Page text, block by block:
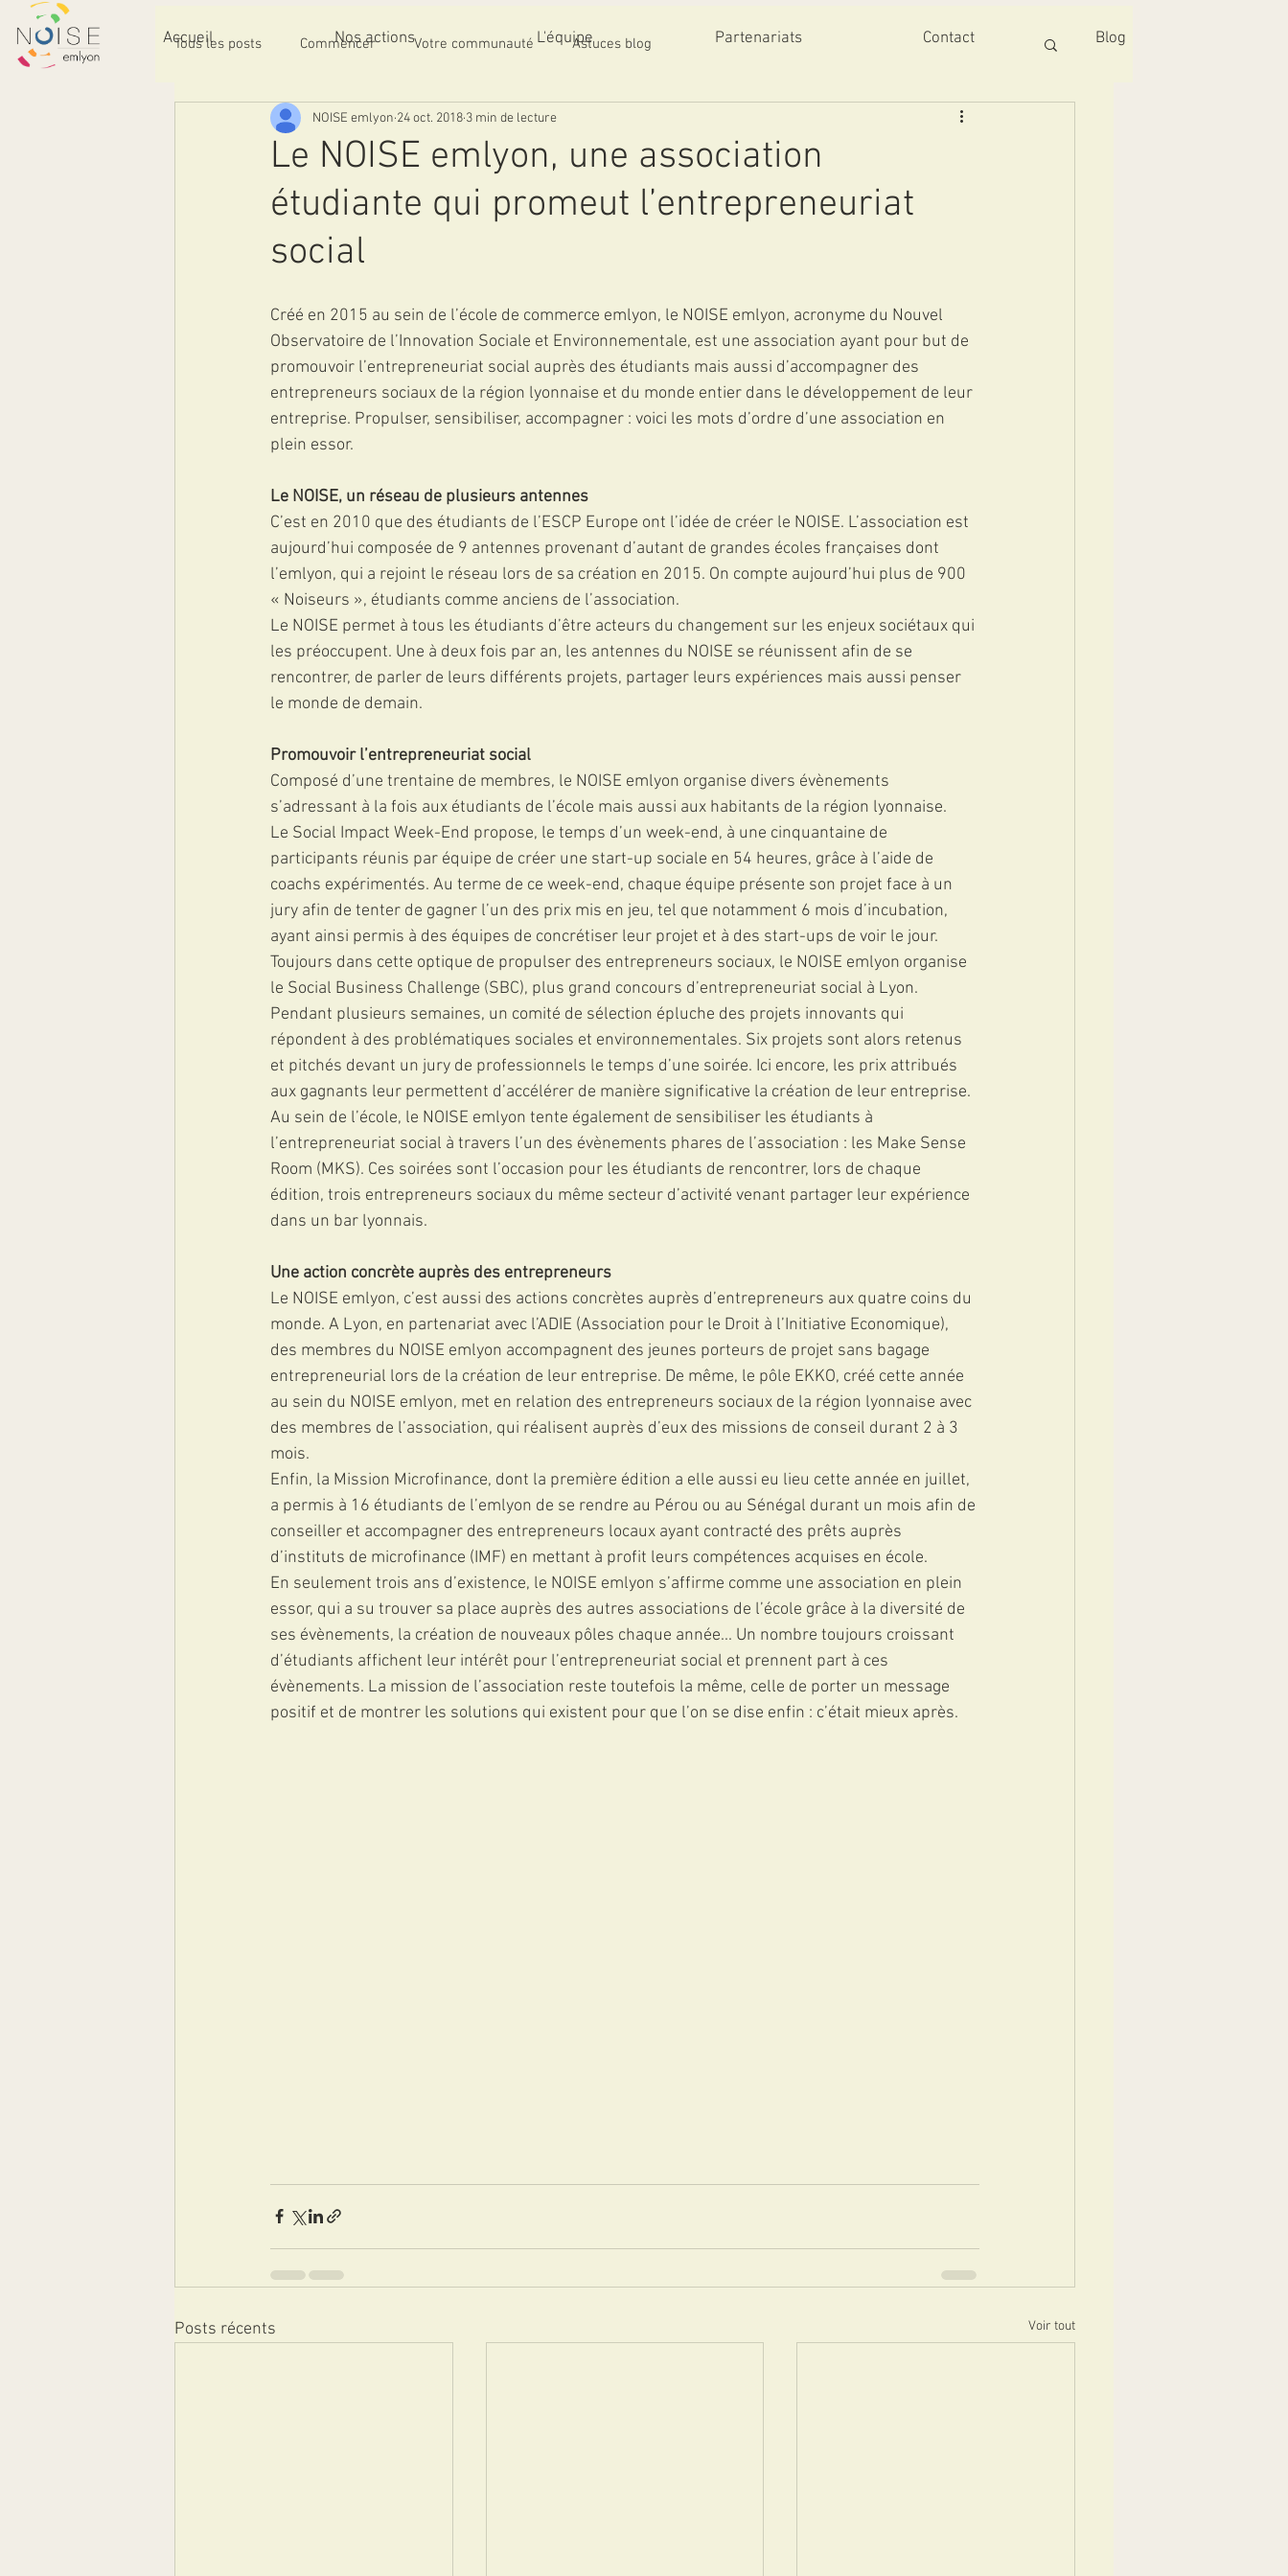
Accueil Nos actions L'équipe Partenariats Contact Blog
Tous les posts Commencer Votre communauté Astuces blog
Le NOISE emlyon, une association
étudiante qui promeut l’entrepreneuriat
social
NOISE emlyon 24 oct. 2018 3 min de lecture
Créé en 2015 au sein de l’école de commerce emlyon, le NOISE emlyon, acronyme du Nouvel
Observatoire de l’Innovation Sociale et Environnementale, est une association ayant pour but de
promouvoir l’entrepreneuriat social auprès des étudiants mais aussi d’accompagner des
entrepreneurs sociaux de la région lyonnaise et du monde entier dans le développement de leur
entreprise. Propulser, sensibiliser, accompagner : voici les mots d’ordre d’une association en
plein essor.
Le NOISE, un réseau de plusieurs antennes
C’est en 2010 que des étudiants de l’ESCP Europe ont l’idée de créer le NOISE. L’association est
aujourd’hui composée de 9 antennes provenant d’autant de grandes écoles françaises dont
l’emlyon, qui a rejoint le réseau lors de sa création en 2015. On compte aujourd’hui plus de 900
« Noiseurs », étudiants comme anciens de l’association.
Le NOISE permet à tous les étudiants d’être acteurs du changement sur les enjeux sociétaux qui
les préoccupent. Une à deux fois par an, les antennes du NOISE se réunissent afin de se
rencontrer, de parler de leurs différents projets, partager leurs expériences mais aussi penser
le monde de demain.
Promouvoir l’entrepreneuriat social
Composé d’une trentaine de membres, le NOISE emlyon organise divers évènements
s’adressant à la fois aux étudiants de l’école mais aussi aux habitants de la région lyonnaise.
Le Social Impact Week-End propose, le temps d’un week-end, à une cinquantaine de
participants réunis par équipe de créer une start-up sociale en 54 heures, grâce à l’aide de
coachs expérimentés. Au terme de ce week-end, chaque équipe présente son projet face à un
jury afin de tenter de gagner l’un des prix mis en jeu, tel que notamment 6 mois d’incubation,
ayant ainsi permis à des équipes de concrétiser leur projet et à des start-ups de voir le jour.
Toujours dans cette optique de propulser des entrepreneurs sociaux, le NOISE emlyon organise
le Social Business Challenge (SBC), plus grand concours d’entrepreneuriat social à Lyon.
Pendant plusieurs semaines, un comité de sélection épluche des projets innovants qui
répondent à des problématiques sociales et environnementales. Six projets sont alors retenus
et pitchés devant un jury de professionnels le temps d’une soirée. Ici encore, les prix attribués
aux gagnants leur permettent d’accélérer de manière significative la création de leur entreprise.
Au sein de l’école, le NOISE emlyon tente également de sensibiliser les étudiants à
l’entrepreneuriat social à travers l’un des évènements phares de l’association : les Make Sense
Room (MKS). Ces soirées sont l’occasion pour les étudiants de rencontrer, lors de chaque
édition, trois entrepreneurs sociaux du même secteur d’activité venant partager leur expérience
dans un bar lyonnais.
Une action concrète auprès des entrepreneurs
Le NOISE emlyon, c’est aussi des actions concrètes auprès d’entrepreneurs aux quatre coins du
monde. A Lyon, en partenariat avec l’ADIE (Association pour le Droit à l’Initiative Economique),
des membres du NOISE emlyon accompagnent des jeunes porteurs de projet sans bagage
entrepreneurial lors de la création de leur entreprise. De même, le pôle EKKO, créé cette année
au sein du NOISE emlyon, met en relation des entrepreneurs sociaux de la région lyonnaise avec
des membres de l’association, qui réalisent auprès d’eux des missions de conseil durant 2 à 3
mois.
Enfin, la Mission Microfinance, dont la première édition a elle aussi eu lieu cette année en juillet,
a permis à 16 étudiants de l’emlyon de se rendre au Pérou ou au Sénégal durant un mois afin de
conseiller et accompagner des entrepreneurs locaux ayant contracté des prêts auprès
d’instituts de microfinance (IMF) en mettant à profit leurs compétences acquises en école.
En seulement trois ans d’existence, le NOISE emlyon s’affirme comme une association en plein
essor, qui a su trouver sa place auprès des autres associations de l’école grâce à la diversité de
ses évènements, la création de nouveaux pôles chaque année... Un nombre toujours croissant
d’étudiants affichent leur intérêt pour l’entrepreneuriat social et prennent part à ces
évènements. La mission de l’association reste toutefois la même, celle de porter un message
positif et de montrer les solutions qui existent pour que l’on se dise enfin : c’était mieux après.
Posts récents Voir tout